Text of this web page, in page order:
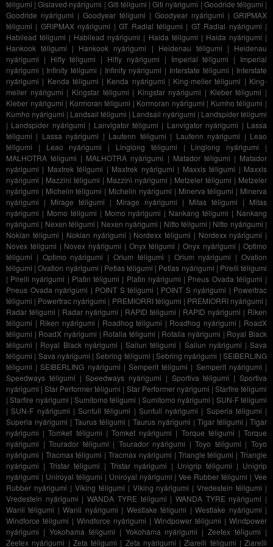
téligumi |Gislaved nyárigumi | Giti téligumi |Giti nyárigumi | Goodride téligumi |
Goodride nyárigumi | Goodyear téligumi | Goodyear nyárigumi | GRIPMAX
téligumi | GRIPMAX nyárigumi |GT Radial téligumi | GT Radial nyárigumi |
Habilead téligumi | Habilead nyárigumi | Haida téligumi | Haida nyárigumi |
Hankook téligumi | Hankook nyárigumi | Heidenau téligumi | Heidenau
nyárigumi | Hifly téligumi | Hifly nyárigumi | Imperial téligumi | Imperial
nyárigumi | Infinity téligumi | Infinity nyárigumi | Interstate téligumi | Interstate
nyárigumi | Kenda téligumi | Kenda nyárigumi | King-meiler téligumi | King-
meiler nyárigumi | Kingstar téligumi | Kingstar nyárigumi | Kleber téligumi |
Kleber nyárigumi | Kormoran téligumi | Kormoran nyárigumi | Kumho téligumi |
Kumho nyárigumi | Landsail téligumi | Landsail nyárigumi | Landspider téligumi
| Landspider nyárigumi | Lanvigator téligumi | Lanvigator nyárigumi | Lassa
téligumi | Lassa nyárigumi | Laufenn téligumi | Laufenn nyárigumi | Leao
téligumi | Leao nyárigumi | Linglong téligumi | Linglong nyárigumi |
MALHOTRA téligumi | MALHOTRA nyárigumi | Matador téligumi | Matador
nyárigumi | Maxtrek téligumi | Maxtrek nyárigumi | Maxxis téligumi | Maxxis
nyárigumi | Mazzini téligumi | Mazzini nyárigumi | Metzeler téligumi | Metzeler
nyárigumi | Michelin téligumi | Michelin nyárigumi | Minerva téligumi | Minerva
nyárigumi | Mirage téligumi | Mirage nyárigumi | Mitas téligumi | Mitas
nyárigumi | Momo téligumi | Momo nyárigumi | Nankang téligumi | Nankang
nyárigumi | Nexen téligumi | Nexen nyárigumi | Nitto téligumi | Nitto nyárigumi |
Nokian téligumi | Nokian nyárigumi | Nordexx téligumi | Nordexx nyárigumi |
Novex téligumi | Novex nyárigumi | Onyx téligumi | Onyx nyárigumi | Optimo
téligumi | Optimo nyárigumi |Orium téligumi | Orium nyárigumi |Ovation
téligumi |Ovation nyárigumi | Petlas téligumi | Petlas nyárigumi | Pirelli téligumi
| Pirelli nyárigumi | Platin téligumi | Platin nyárigumi | Pneus Ovada téligumi |
Pneus Ovada nyárigumi | POINT S téligumi | POINT S nyárigumi | Powertrac
téligumi | Powertrac nyárigumi | PREMIORRI téligumi | PREMIORRI nyárigumi |
Radar téligumi | Radar nyárigumi | RAPID téligumi | RAPID nyárigumi | Riken
téligumi | Riken nyárigumi | Roadhog téligumi | Roadhog nyárigumi | RoadX
téligumi | RoadX nyárigumi | Rotalla téligumi | Rotalla nyárigumi | Royal Black
téligumi | Royal Black nyárigumi |Sailun téligumi | Sailun nyárigumi |Sava
téligumi | Sava nyárigumi |Sebring téligumi |Sebring nyárigumi |SEIBERLING
téligumi |SEIBERLING nyárigumi |Semperit téligumi | Semperit nyárigumi |
Speedways téligumi |Speedways nyárigumi | Sportiva téligumi |Sportiva
nyárigumi |Star Performer téligumi | Star Performer nyárigumi | Starfire téligumi
|Starfire nyárigumi |Sumitomo téligumi | Sumitomo nyárigumi | SUN-F téligumi
|SUN-F nyárigumi | Sunfull téligumi | Sunfull nyárigumi | Superia téligumi |
Superia nyárigumi |Taurus téligumi | Taurus nyárigumi | Tigar téligumi |Tigar
nyárigumi |Tomket téligumi | Tomket nyárigumi | Torque téligumi |Torque
nyárigumi |Tourador téligumi | Tourador nyárigumi |Toyo téligumi |Toyo
nyárigumi | Tracmax téligumi |Tracmax nyárigumi | Triangle téligumi |Triangle
nyárigumi | Tristar téligumi | Tristar nyárigumi | Unigrip téligumi | Unigrip
nyárigumi | Uniroyal téligumi | Uniroyal nyárigumi |Vee Rubber téligumi |Vee
Rubber nyárigumi | Viking téligumi | Viking nyárigumi |Vredestein téligumi |
Vredestein nyárigumi |WANDA TYRE téligumi | WANDA TYRE nyárigumi |
Wanli téligumi |Wanli nyárigumi | Westlake téligumi |Westlake nyárigumi |
Windforce téligumi | Windforce nyárigumi | Windpower téligumi | Windpower
nyárigumi | Yokohama téligumi | Yokohama nyárigumi |Zeetex téligumi |
Zeetex nyárigumi | Zeta téligumi | Zeta nyárigumi |Ziarelli téligumi | Ziarelli